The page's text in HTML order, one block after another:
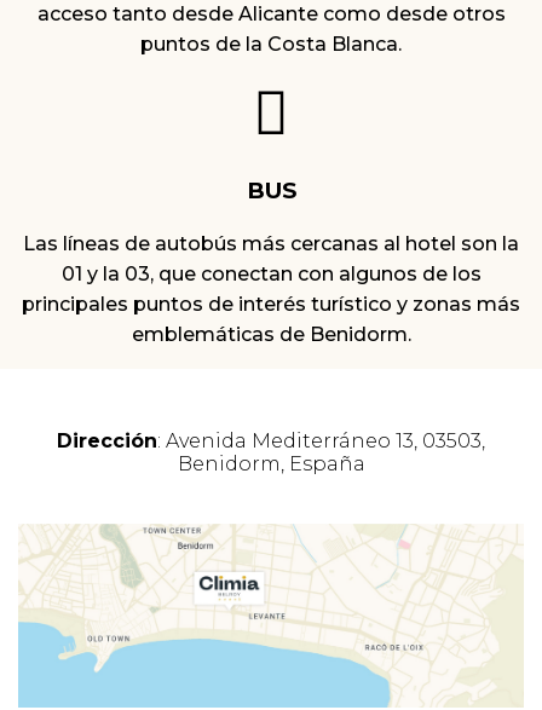
acceso tanto desde Alicante como desde otros
puntos de la Costa Blanca.
BUS
Las líneas de autobús más cercanas al hotel son la
01 y la 03, que conectan con algunos de los
principales puntos de interés turístico y zonas más
emblemáticas de Benidorm.
Dirección: Avenida Mediterráneo 13, 03503,
Benidorm, España